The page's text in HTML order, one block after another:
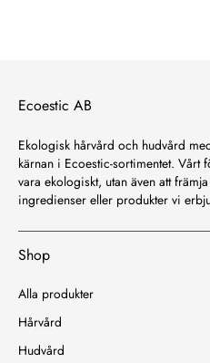
Ecoestic AB
Ekologisk hårvård och hudvård
kärnan i Ecoestic-sortimentet. Vårt
vara ekologiskt, utan även att
ingredienser eller produkter vi
Shop
Alla produkter
Hårvård
Hudvård